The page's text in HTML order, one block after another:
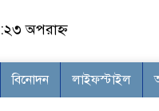
অপরাহ্ন
বিনোদন লাইফস্টাইল